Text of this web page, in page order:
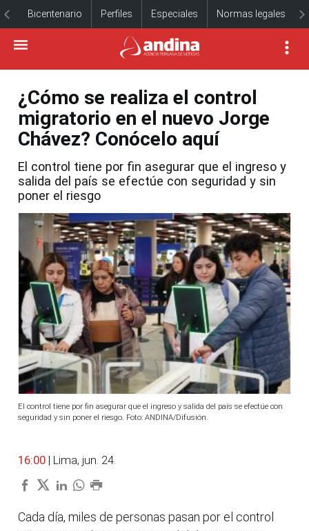
Bicentenario Perfiles Especiales Normas legales
¿Cómo se realiza el control
migratorio en el nuevo Jorge
Chávez? Conócelo aquí
El control tiene por fin asegurar que el ingreso y
salida del país se efectúe con seguridad y sin
poner el riesgo
El control tiene por fin asegurar que el ingreso y salida del país se efectúe con
seguridad y sin poner el riesgo. Foto: ANDINA/Difusión.
16:00 | Lima, jun. 24.
Cada día, miles de personas pasan por el control